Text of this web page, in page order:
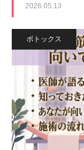
2026.05.13
ボトックス